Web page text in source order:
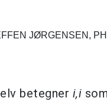
JØRGENSEN,
betegner i,i